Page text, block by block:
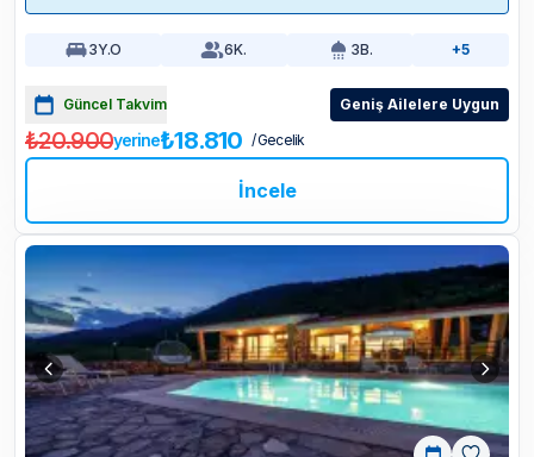
3Y.O 6K. 3B. +5
Güncel Takvim Geniş Ailelere Uygun
₺20.900yerine₺18.810 / Gecelik
İncele